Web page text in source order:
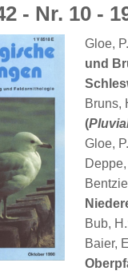
- Nr. 10 -
Gloe,
und
Bruns,
(
Gloe,
Bub,
Baier,